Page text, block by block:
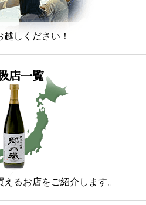
しください！
店一覧
るお店をご紹介します。